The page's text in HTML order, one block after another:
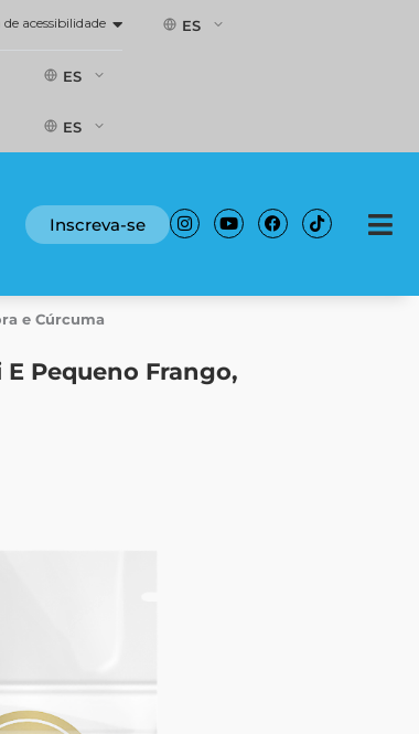
acessibilidade ES
ES
ES
Inscreva-se Instagram
YoutubeFacebook
Tiktok
e Cúrcuma
Pequeno Frango,